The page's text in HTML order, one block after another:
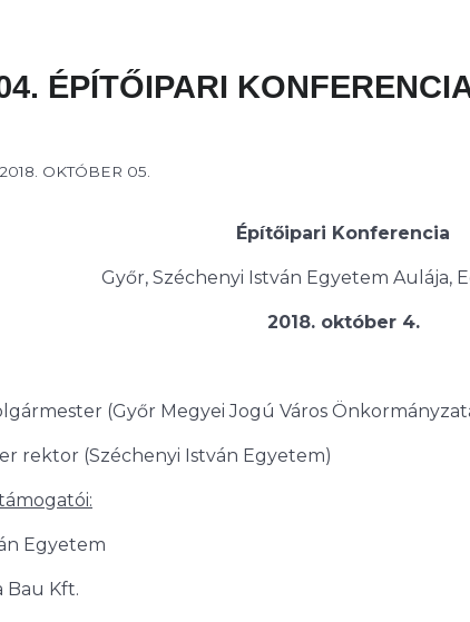
ÉPÍTŐIPARI
OKTÓBER 05.
Építőipari Konferencia
Győr, Széchenyi István Egyetem Aulája,
2018. október 4.
(Győr Megyei Jogú Város
rektor (Széchenyi István Egyetem)
Egyetem
Bau Kft.